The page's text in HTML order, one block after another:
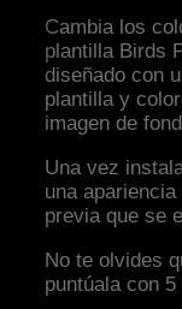
Cambia los
plantilla Birds
diseñado con
plantilla y
imagen de
Una vez
una
previa que se
No te olvides
puntúala con